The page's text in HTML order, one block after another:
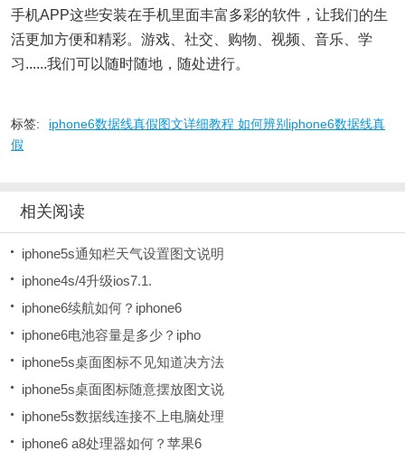
手机APP这些安装在手机里面丰富多彩的软件，让我们的生
活更加方便和精彩。游戏、社交、购物、视频、音乐、学
习......我们可以随时随地，随处进行。
标签:
iphone6数据线真假图文详细教程 如何辨别iphone6数据线真
假
相关阅读
iphone5s通知栏天气设置图文说明
iphone4s/4升级ios7.1.
iphone6续航如何？iphone6
iphone6电池容量是多少？ipho
iphone5s桌面图标不见知道决方法
iphone5s桌面图标随意摆放图文说
iphone5s数据线连接不上电脑处理
iphone6 a8处理器如何？苹果6